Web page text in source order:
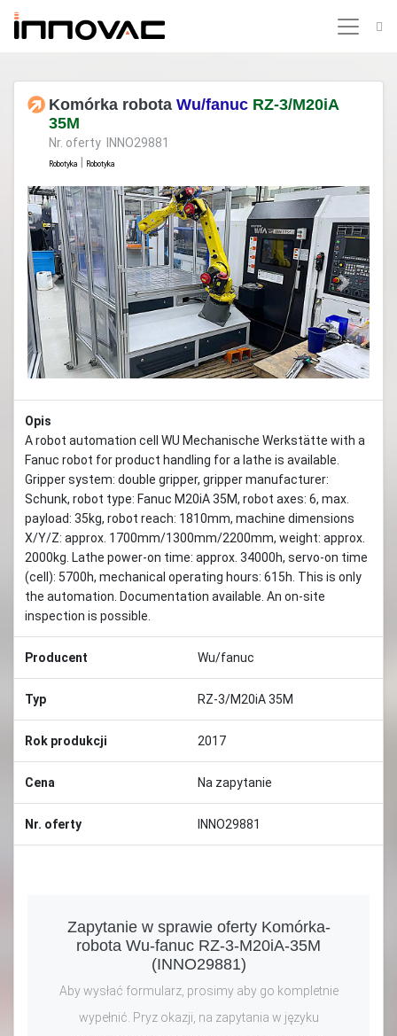
Komórka robota Wu/fanuc RZ-3/M20iA
35M
Nr. oferty INNO29881
Robotyka Robotyka
Previous Next
Opis
A robot automation cell WU Mechanische Werkstätte with a
Fanuc robot for product handling for a lathe is available.
Gripper system: double gripper, gripper manufacturer:
Schunk, robot type: Fanuc M20iA 35M, robot axes: 6, max.
payload: 35kg, robot reach: 1810mm, machine dimensions
X/Y/Z: approx. 1700mm/1300mm/2200mm, weight: approx.
2000kg. Lathe power-on time: approx. 34000h, servo-on time
(cell): 5700h, mechanical operating hours: 615h. This is only
the automation. Documentation available. An on-site
inspection is possible.
Producent Wu/fanuc
Typ RZ-3/M20iA 35M
Rok produkcji 2017
Cena Na zapytanie
Nr. oferty INNO29881
Zapytanie w sprawie oferty Komórka-
robota Wu-fanuc RZ-3-M20iA-35M
(INNO29881)
Aby wysłać formularz, prosimy aby go kompletnie
wypełnić. Pryz okazji, na zapytania w języku